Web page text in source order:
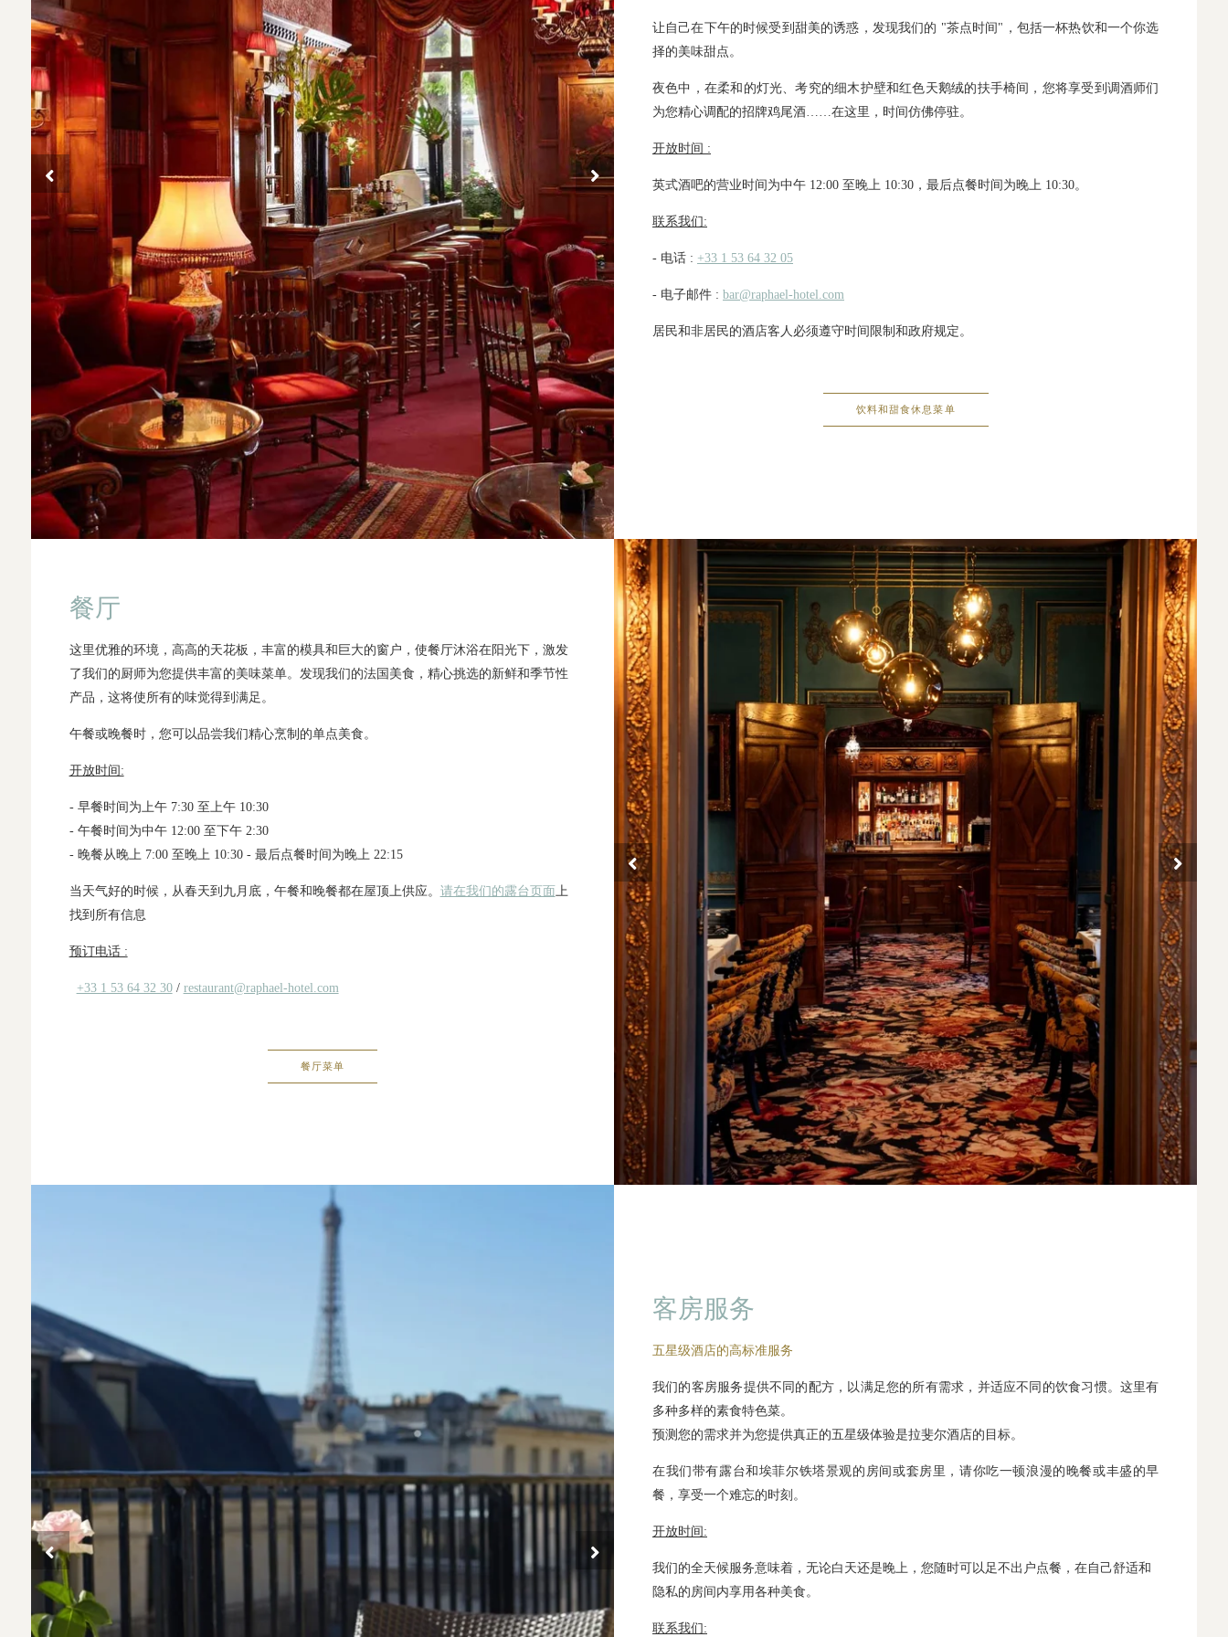
让自己在下午的时候受到甜美的诱惑，发现我们的 "茶点时间"，包括一杯热饮和一个你选
择的美味甜点。
夜色中，在柔和的灯光、考究的细木护壁和红色天鹅绒的扶手椅间，您将享受到调酒师们
为您精心调配的招牌鸡尾酒……在这里，时间仿佛停驻。
开放时间 :
英式酒吧的营业时间为中午 12:00 至晚上 10:30，最后点餐时间为晚上 10:30。
联系我们:
- 电话 : +33 1 53 64 32 05
- 电子邮件 : bar@raphael-hotel.com
居民和非居民的酒店客人必须遵守时间限制和政府规定。
饮料和甜食休息菜单
餐厅
这里优雅的环境，高高的天花板，丰富的模具和巨大的窗户，使餐厅沐浴在阳光下，激发
了我们的厨师为您提供丰富的美味菜单。发现我们的法国美食，精心挑选的新鲜和季节性
产品，这将使所有的味觉得到满足。
午餐或晚餐时，您可以品尝我们精心烹制的单点美食。
开放时间:
- 早餐时间为上午 7:30 至上午 10:30
- 午餐时间为中午 12:00 至下午 2:30
- 晚餐从晚上 7:00 至晚上 10:30 - 最后点餐时间为晚上 22:15
当天气好的时候，从春天到九月底，午餐和晚餐都在屋顶上供应。 请在我们的露台页面上
找到所有信息
预订电话 :
+33 1 53 64 32 30/ restaurant@raphael-hotel.com
餐厅菜单
客房服务
五星级酒店的高标准服务
我们的客房服务提供不同的配方，以满足您的所有需求，并适应不同的饮食习惯。这里有
多种多样的素食特色菜。
预测您的需求并为您提供真正的五星级体验是拉斐尔酒店的目标。
在我们带有露台和埃菲尔铁塔景观的房间或套房里，请你吃一顿浪漫的晚餐或丰盛的早
餐，享受一个难忘的时刻。
开放时间:
我们的全天候服务意味着，无论白天还是晚上，您随时可以足不出户点餐，在自己舒适和
隐私的房间内享用各种美食。
联系我们: